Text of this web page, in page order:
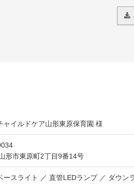
ャイルドケア山形東原保育園 様
形市東原町2丁目9番14号
ースライト ／ 直管LEDランプ ／ ダウン